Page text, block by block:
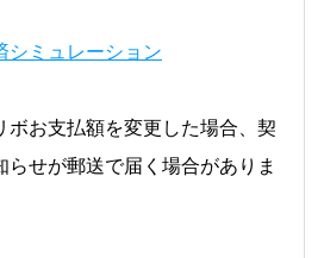
シミュレーション
ボお支払額を変更した場合、契
せが郵送で届く場合がありま